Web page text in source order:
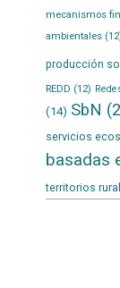
mecanismos
ambientales
producción
REDD (12)
(14) SbN
servicios
basadas
territorios